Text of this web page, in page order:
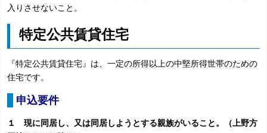
入りさせないこと。
特定公共賃貸住宅
『特定公共賃貸住宅』は、一定の所得以上の中堅所得世帯のための
住宅です。
申込要件
１現に同居し、又は同居しようとする親族がいること。（上野方